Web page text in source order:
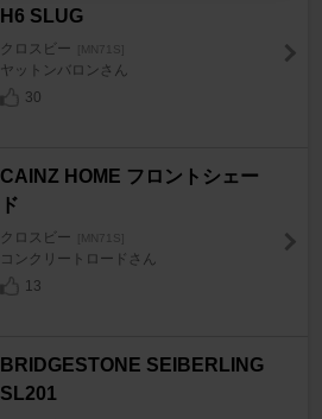
H6 SLUG
クロスビー [MN71S]
ヤットンバロンさん
30
CAINZ HOME フロントシェー
ド
クロスビー [MN71S]
コンクリートロードさん
13
BRIDGESTONE SEIBERLING
SL201